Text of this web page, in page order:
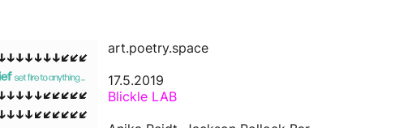
art.poetry.space
17.5.2019
Blickle LAB